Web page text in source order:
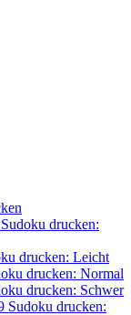
drucken:
drucken: Leicht
drucken: Normal
drucken: Schwer
Sudoku drucken: